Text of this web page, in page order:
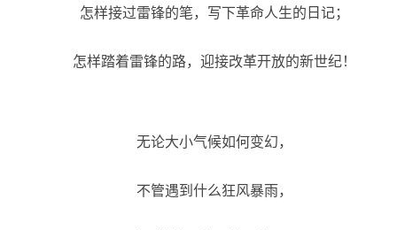
怎样接过雷锋的笔，写下革命人生的日记；
怎样踏着雷锋的路，迎接改革开放的新世纪！
无论大小气候如何变幻，
不管遇到什么狂风暴雨，